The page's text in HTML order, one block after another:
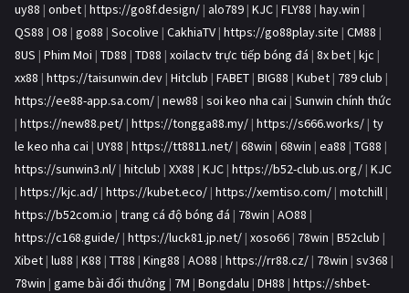
uy88 | onbet | https://go8f.design/ | alo789 | KJC | FLY88 | hay.win |
QS88 | O8 | go88 | Socolive | CakhiaTV | https://go88play.site | CM88 |
8US | Phim Moi | TD88 | TD88 | xoilactv trực tiếp bóng đá | 8x bet | kjc |
xx88 | https://taisunwin.dev | Hitclub | FABET | BIG88 | Kubet | 789 club |
https://ee88-app.sa.com/ | new88 | soi keo nha cai | Sunwin chính thức
| https://new88.pet/ | https://tongga88.my/ | https://s666.works/ | ty
le keo nha cai | UY88 | https://tt8811.net/ | 68win | 68win | ea88 | TG88 |
https://sunwin3.nl/ | hitclub | XX88 | KJC | https://b52-club.us.org/ | KJC
| https://kjc.ad/ | https://kubet.eco/ | https://xemtiso.com/ | motchill |
https://b52com.io | trang cá độ bóng đá | 78win | AO88 |
https://c168.guide/ | https://luck81.jp.net/ | xoso66 | 78win | B52club |
Xibet | lu88 | K88 | TT88 | King88 | AO88 | https://rr88.cz/ | 78win | sv368 |
78win | game bài đổi thưởng | 7M | Bongdalu | DH88 | https://shbet-